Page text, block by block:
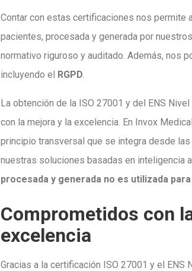
Contar con estas certificaciones nos permite
pacientes, procesada y generada por
normativo riguroso y auditado. Además, nos
incluyendo el RGPD.
La obtención de la ISO 27001 y del ENS
con la mejora y la excelencia. En Invox
principio transversal que se integra desde
nuestras soluciones basadas en inteligencia
procesada y generada no es utilizada
Comprometidos con
excelencia
Gracias a la certificación ISO 27001 y el